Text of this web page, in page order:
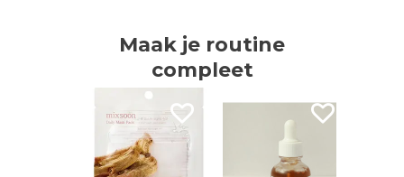
Maak je routine
compleet